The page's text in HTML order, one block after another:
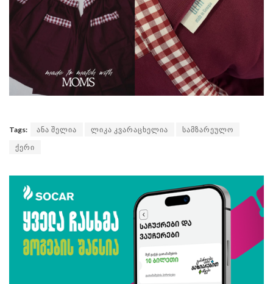
Tags: ანა შელია ლიკა კვარაცხელია
სამზარეულო
ქერი